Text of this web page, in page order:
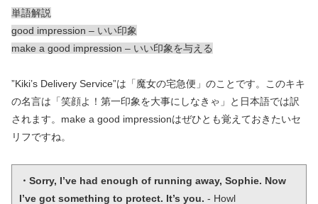
単語解説
good impression – いい印象
make a good impression – いい印象を与える
”Kiki’s Delivery Service”は「魔女の宅急便」のことです。このキキ
の名言は「笑顔よ！第一印象を大事にしなきゃ」と日本語では訳
されます。make a good impressionはぜひとも覚えておきたいセ
リフですね。
・Sorry, I’ve had enough of running away, Sophie. Now
I’ve got something to protect. It’s you. - Howl